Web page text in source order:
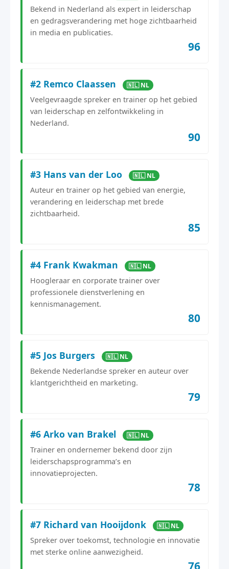
Bekend in Nederland als expert in leiderschap
en gedragsverandering met hoge zichtbaarheid
in media en publicaties.
96
#2 Remco Claassen 🇳🇱 NL
Veelgevraagde spreker en trainer op het gebied
van leiderschap en zelfontwikkeling in
Nederland.
90
#3 Hans van der Loo 🇳🇱 NL
Auteur en trainer op het gebied van energie,
verandering en leiderschap met brede
zichtbaarheid.
85
#4 Frank Kwakman 🇳🇱 NL
Hoogleraar en corporate trainer over
professionele dienstverlening en
kennismanagement.
80
#5 Jos Burgers 🇳🇱 NL
Bekende Nederlandse spreker en auteur over
klantgerichtheid en marketing.
79
#6 Arko van Brakel 🇳🇱 NL
Trainer en ondernemer bekend door zijn
leiderschapsprogramma’s en
innovatieprojecten.
78
#7 Richard van Hooijdonk 🇳🇱 NL
Spreker over toekomst, technologie en innovatie
met sterke online aanwezigheid.
76